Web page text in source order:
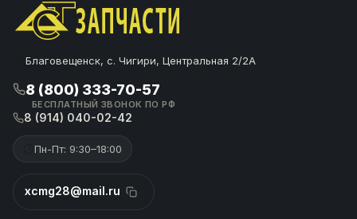
Благовещенск, с. Чигири, Центральная 2/2А
8 (800) 333-70-57
БЕСПЛАТНЫЙ ЗВОНОК ПО РФ
8 (914) 040-02-42
Пн-Пт: 9:30–18:00
xcmg28@mail.ru